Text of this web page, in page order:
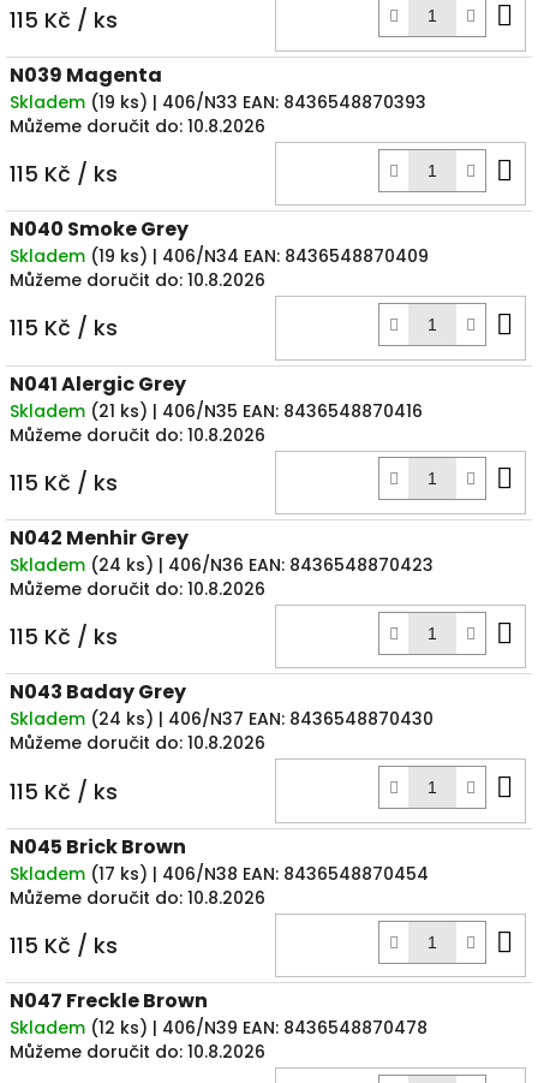
115 Kč / ks
N039 Magenta
Skladem (19 ks) | 406/N33 EAN: 8436548870393
Můžeme doručit do: 10.8.2026
115 Kč / ks
N040 Smoke Grey
Skladem (19 ks) | 406/N34 EAN: 8436548870409
Můžeme doručit do: 10.8.2026
115 Kč / ks
N041 Alergic Grey
Skladem (21 ks) | 406/N35 EAN: 8436548870416
Můžeme doručit do: 10.8.2026
115 Kč / ks
N042 Menhir Grey
Skladem (24 ks) | 406/N36 EAN: 8436548870423
Můžeme doručit do: 10.8.2026
115 Kč / ks
N043 Baday Grey
Skladem (24 ks) | 406/N37 EAN: 8436548870430
Můžeme doručit do: 10.8.2026
115 Kč / ks
N045 Brick Brown
Skladem (17 ks) | 406/N38 EAN: 8436548870454
Můžeme doručit do: 10.8.2026
115 Kč / ks
N047 Freckle Brown
Skladem (12 ks) | 406/N39 EAN: 8436548870478
Můžeme doručit do: 10.8.2026